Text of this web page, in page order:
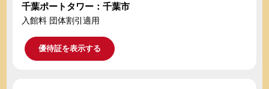
千葉ポートタワー：千葉市
入館料 団体割引適用
優待証を表示する